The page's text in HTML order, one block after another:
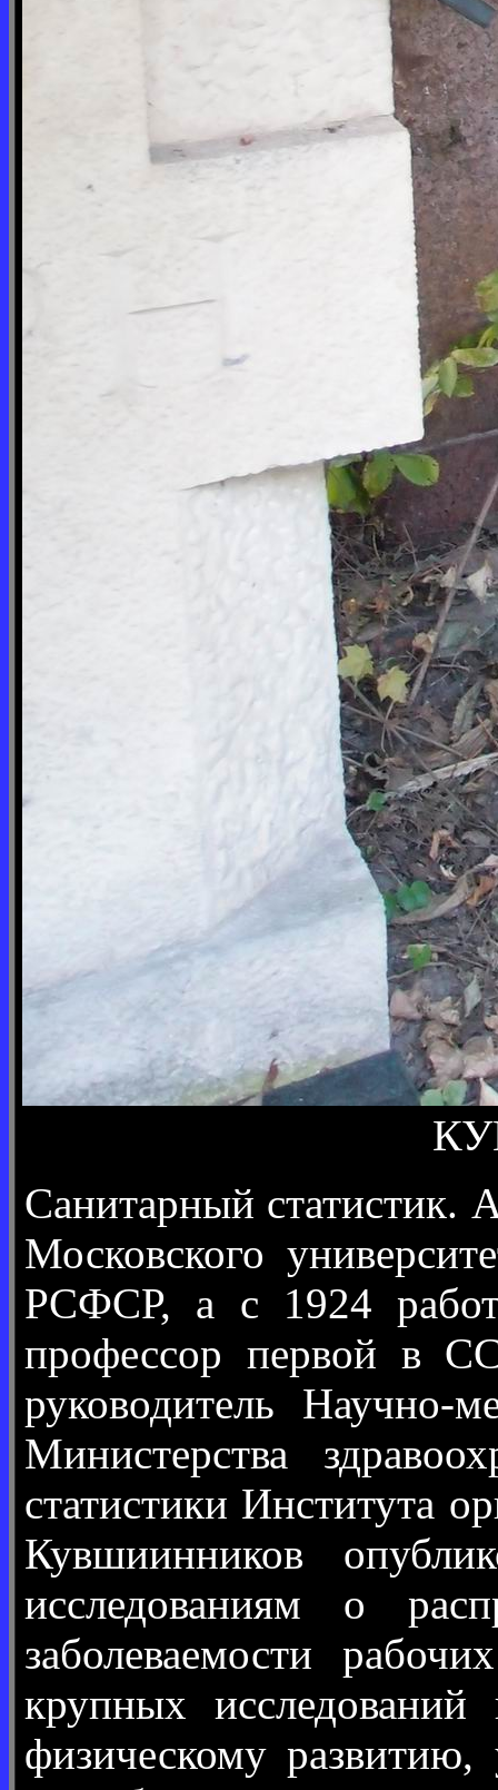
Санитарный
Московского
РСФСР, а с 1924
профессор первой в
руководитель Научно-
Министерства
статистики Института
Кувшиинников
исследованиям о
заболеваемости
крупных исследований
физическому развитию,